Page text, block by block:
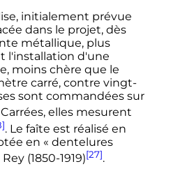
initialement prévue
dans le projet, dès
métallique, plus
l'installation d'une
moins chère que le
carré, contre vingt-
sont commandées sur
Carrées, elles mesurent
. Le faîte est réalisé en
en « dentelures
(1850-1919)[27].